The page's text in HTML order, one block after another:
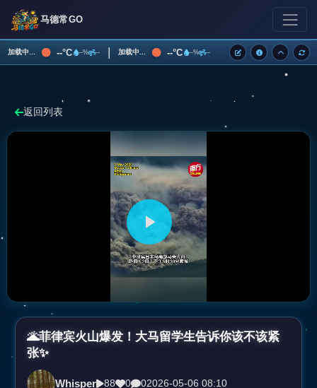
马德常GO
加载中... --°C --% -- | 加载中... --°C --% --
返回列表
播
放
视
频
🌋菲律宾火山爆发！大马留学生告诉你该不该紧
张✨
Whisper 88 0 02026-05-06 08:10